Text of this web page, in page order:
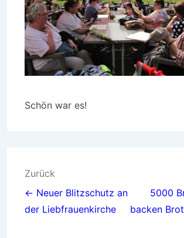
Schön war es!
Zurück
← Neuer Blitzschutz an
der Liebfrauenkirche
5000
backen